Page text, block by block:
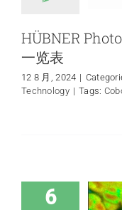
HÜBNER
一览表
12 8 月, 2024 |
Technology | Tags:
6